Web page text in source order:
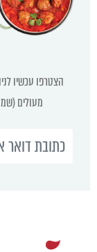
הצטרפו עכשיו
מעולים